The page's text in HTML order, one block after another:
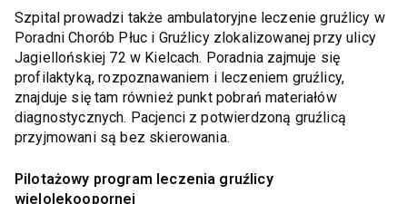
Szpital prowadzi także ambulatoryjne leczenie gruźlicy w
Poradni Chorób Płuc i Gruźlicy zlokalizowanej przy ulicy
Jagiellońskiej 72 w Kielcach. Poradnia zajmuje się
profilaktyką, rozpoznawaniem i leczeniem gruźlicy,
znajduje się tam również punkt pobrań materiałów
diagnostycznych. Pacjenci z potwierdzoną gruźlicą
przyjmowani są bez skierowania.
Pilotażowy program leczenia gruźlicy
wielolekoopornej